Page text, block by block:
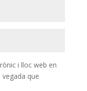
i lloc web en
que